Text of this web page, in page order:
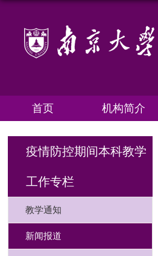
首页 机构简介
疫情防控期间本科教学
工作专栏
教学通知
新闻报道